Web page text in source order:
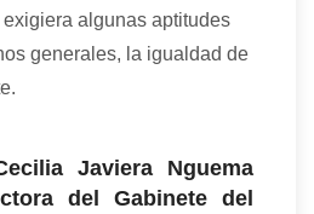
algunas aptitudes
generales, la igualdad de
Javiera Nguema
del Gabinete del